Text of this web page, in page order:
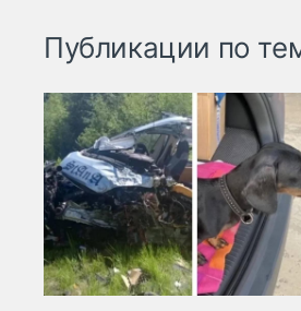
Публикации по